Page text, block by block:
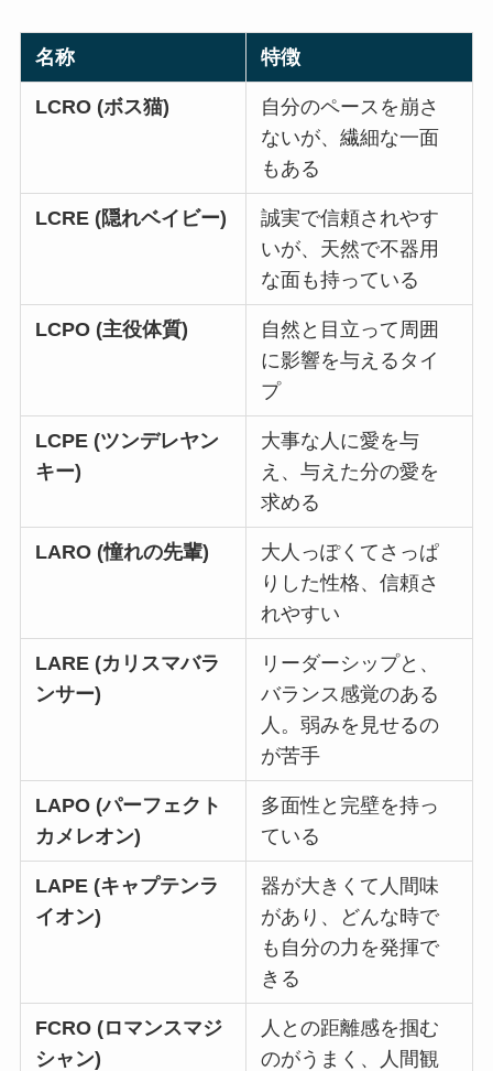
名称 特徴
LCRO (ボス猫)
自分のペースを崩さ
ないが、繊細な一面
もある
LCRE (隠れベイビー)
誠実で信頼されやす
いが、天然で不器用
な面も持っている
LCPO (主役体質)
自然と目立って周囲
に影響を与えるタイ
プ
LCPE (ツンデレヤン
キー)
大事な人に愛を与
え、与えた分の愛を
求める
LARO (憧れの先輩)
大人っぽくてさっぱ
りした性格、信頼さ
れやすい
LARE (カリスマバラ
ンサー)
リーダーシップと、
バランス感覚のある
人。弱みを見せるの
が苦手
LAPO (パーフェクト
カメレオン)
多面性と完壁を持っ
ている
LAPE (キャプテンラ
イオン)
器が大きくて人間味
があり、どんな時で
も自分の力を発揮で
きる
FCRO (ロマンスマジ
シャン)
人との距離感を掴む
のがうまく、人間観